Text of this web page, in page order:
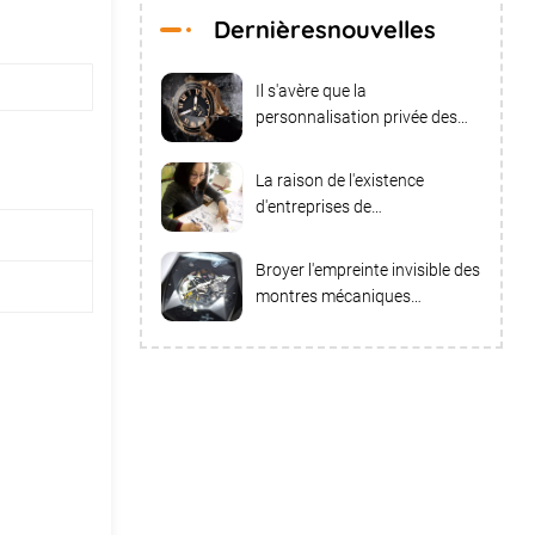
Dernièresnouvelles
Il s'avère que la
personnalisation privée des
personnalisée dans ces
aspects
La raison de l'existence
d'entreprises de
Broyer l'empreinte invisible des
montres mécaniques